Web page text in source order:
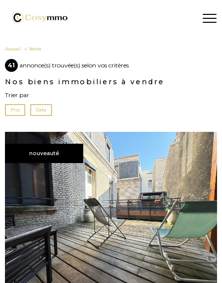
Accueil Vente
41 annonce(s) trouvée(s) selon vos critères
Nos biens immobiliers à vendre
Trier par
Prix Date
nouveauté
voir le
bien